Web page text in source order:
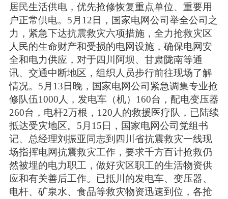
居民生活供电，优先抢修恢复重点单位、重要用
户正常供电。5月12日，国家电网公司举全公司之
力，紧急下达抗震救灾六项措施，全力抢救灾区
人民的生命财产和受损的电网设施，确保电网安
全和电力供应，对于四川阿坝、甘肃陇南等通
讯、交通中断地区，组织人员步行前往现场了解
情况。5月13日晚，国家电网公司紧急调集专业抢
修队伍1000人，发电车（机）160台，配电变压器
260台，电杆2万根，120人的救援医疗队，已陆续
抵达受灾地区。5月15日，国家电网公司党组书
记、总经理刘振亚同志到四川省抗震救灾一线现
场指挥电网抗震救灾工作，要求千方百计抢救仍
然被埋的电力职工，做好灾区职工的生活物资供
应和有关善后工作。已抵川的发电车、变压器、
电杆、矿泉水、食品等救灾物资迅速到位，各抢